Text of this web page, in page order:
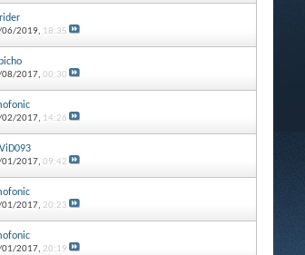
2019, 18:35
2017, 00:30
2017, 14:26
2017, 09:42
01/2017, 20:23
01/2017, 20:19